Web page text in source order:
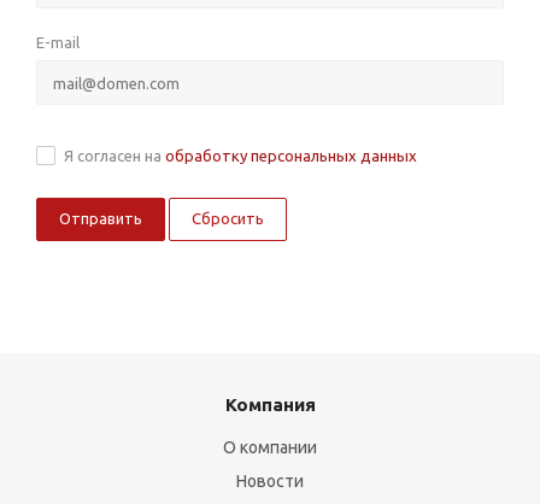
E-mail
Я согласен на обработку персональных данных
Сбросить
Компания
О компании
Новости